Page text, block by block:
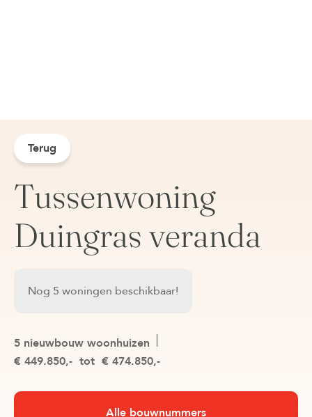
Terug
Tussenwoning
Duingras veranda
Nog 5 woningen beschikbaar!
5 nieuwbouw woonhuizen
€ 449.850,- tot € 474.850,-
Alle bouwnummers